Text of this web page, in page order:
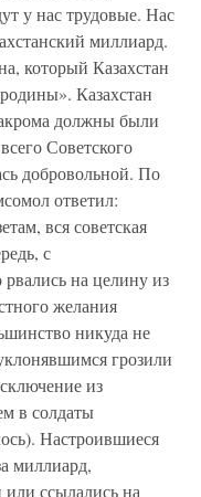
у нас трудовые. Нас
миллиард.
который Казахстан
Казахстан
должны были
Советского
добровольной. По
ответил:
вся советская
с
на целину из
желания
никуда не
грозили
из
в солдаты
Настроившиеся
миллиард,
ссылались на